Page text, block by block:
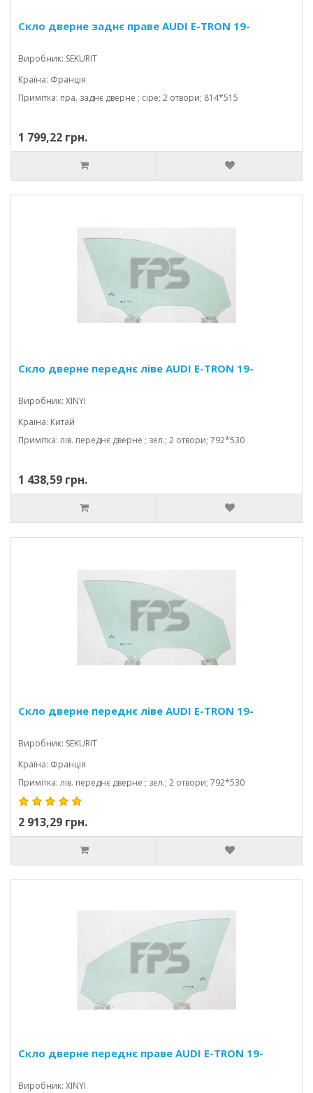
Скло дверне заднє праве AUDI E-TRON 19-
Виробник: SEKURIT
Країна: Франція
Примітка: пра. заднє дверне ; сіре; 2 отвори; 814*515
1 799,22 грн.
Скло дверне переднє ліве AUDI E-TRON 19-
Виробник: XINYI
Країна: Китай
Примітка: лів. переднє дверне ; зел.; 2 отвори; 792*530
1 438,59 грн.
Скло дверне переднє ліве AUDI E-TRON 19-
Виробник: SEKURIT
Країна: Франція
Примітка: лів. переднє дверне ; зел.; 2 отвори; 792*530
2 913,29 грн.
Скло дверне переднє праве AUDI E-TRON 19-
Виробник: XINYI